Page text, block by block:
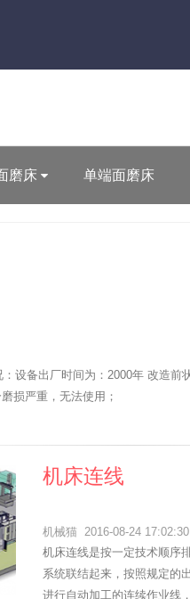
磨床 单端面磨床
设备出厂时间为：2000年 改造
损严重，无法使用；
机床连线
机械猫 2016-08-24 17:02:30
机床连线是按一定技术顺序
系统联结起来，按照规定的
进行自动加工的连续作业线